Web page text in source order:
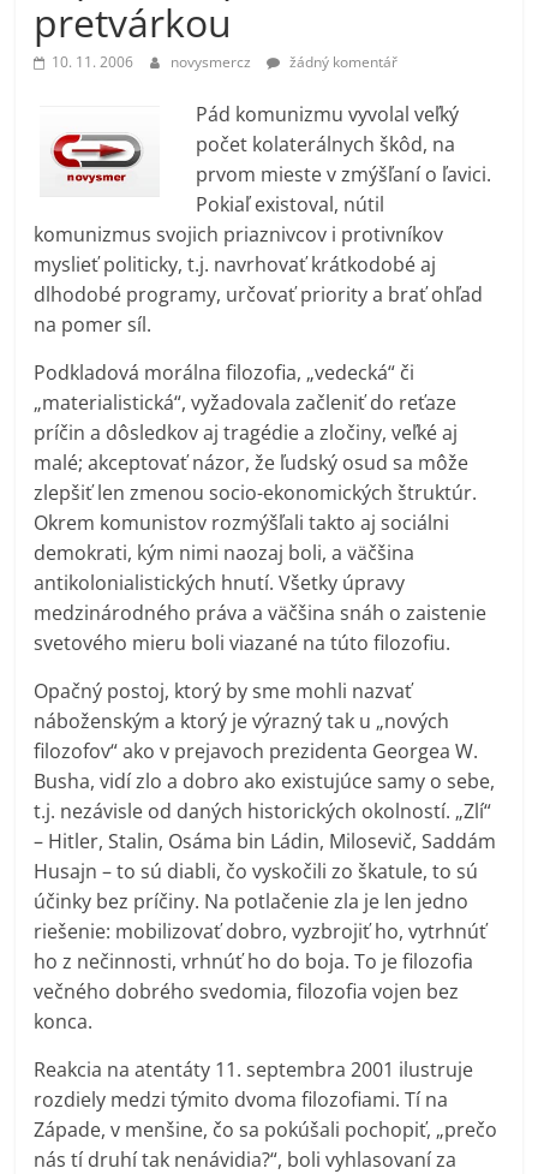
prospívá?
pretvárkou
10. 11. 2006 novysmercz žádný komentář
Pád komunizmu vyvolal veľký
počet kolaterálnych škôd, na
prvom mieste v zmýšľaní o ľavici.
Pokiaľ existoval, nútil
komunizmus svojich priaznivcov i protivníkov
myslieť politicky, t.j. navrhovať krátkodobé aj
dlhodobé programy, určovať priority a brať ohľad
na pomer síl.
Podkladová morálna filozofia, „vedecká“ či
„materialistická“, vyžadovala začleniť do reťaze
príčin a dôsledkov aj tragédie a zločiny, veľké aj
malé; akceptovať názor, že ľudský osud sa môže
zlepšiť len zmenou socio-ekonomických štruktúr.
Okrem komunistov rozmýšľali takto aj sociálni
demokrati, kým nimi naozaj boli, a väčšina
antikolonialistických hnutí. Všetky úpravy
medzinárodného práva a väčšina snáh o zaistenie
svetového mieru boli viazané na túto filozofiu.
Opačný postoj, ktorý by sme mohli nazvať
náboženským a ktorý je výrazný tak u „nových
filozofov“ ako v prejavoch prezidenta Georgea W.
Busha, vidí zlo a dobro ako existujúce samy o sebe,
t.j. nezávisle od daných historických okolností. „Zlí“
– Hitler, Stalin, Osáma bin Ládin, Milosevič, Saddám
Husajn – to sú diabli, čo vyskočili zo škatule, to sú
účinky bez príčiny. Na potlačenie zla je len jedno
riešenie: mobilizovať dobro, vyzbrojiť ho, vytrhnúť
ho z nečinnosti, vrhnúť ho do boja. To je filozofia
večného dobrého svedomia, filozofia vojen bez
konca.
Reakcia na atentáty 11. septembra 2001 ilustruje
rozdiely medzi týmito dvoma filozofiami. Tí na
Západe, v menšine, čo sa pokúšali pochopiť, „prečo
nás tí druhí tak nenávidia?“, boli vyhlasovaní za